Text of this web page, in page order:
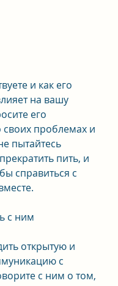
на вашу
его
своих проблемах и
пытайтесь
пить, и
справиться с
с ним
открытую и
с
с ним о том,